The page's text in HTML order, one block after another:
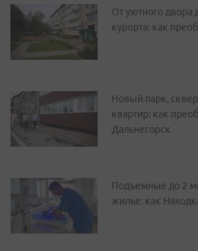
От уютного двора
курорта: как
Новый парк,
квартир: как
Дальнегорск
Подъемные до 2
жилье: как